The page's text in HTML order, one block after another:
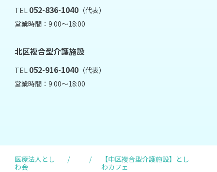
TEL 052-836-1040 （代表）
営業時間：9:00～18:00
北区複合型介護施設
TEL 052-916-1040 （代表）
営業時間：9:00～18:00
医療法人とし
わ会
/ /
【中区複合型介護施設】とし
わカフェ